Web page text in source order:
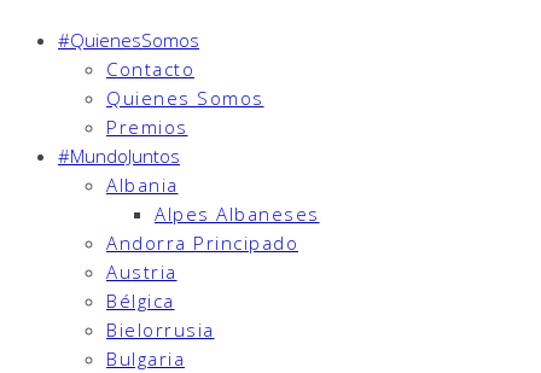
#QuienesSomos
Contacto
Quienes Somos
Premios
#MundoJuntos
Albania
Alpes Albaneses
Andorra Principado
Austria
Bélgica
Bielorrusia
Bulgaria